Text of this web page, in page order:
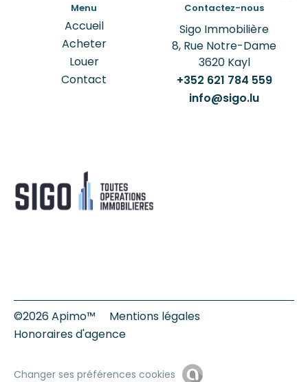
Menu
Accueil
Acheter
Louer
Contact
Contactez-nous
Sigo Immobilière
8, Rue Notre-Dame
3620Kayl
+352 621 784 559
info@sigo.lu
©2026 Apimo™
Mentions légales
Honoraires d'agence
Changer ses préférences cookies